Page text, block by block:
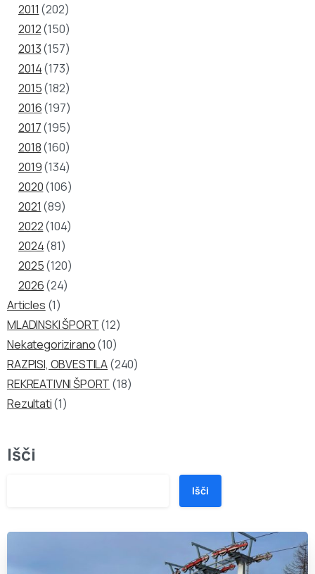
2011 (202)
2012(150)
2013(157)
2014(173)
2015(182)
2016(197)
2017(195)
2018(160)
2019(134)
2020(106)
2021 (89)
2022(104)
2024(81)
2025(120)
2026(24)
Articles (1)
MLADINSKI ŠPORT(12)
Nekategorizirano(10)
RAZPISI, OBVESTILA(240)
REKREATIVNI ŠPORT (18)
Rezultati(1)
Išči
Išči